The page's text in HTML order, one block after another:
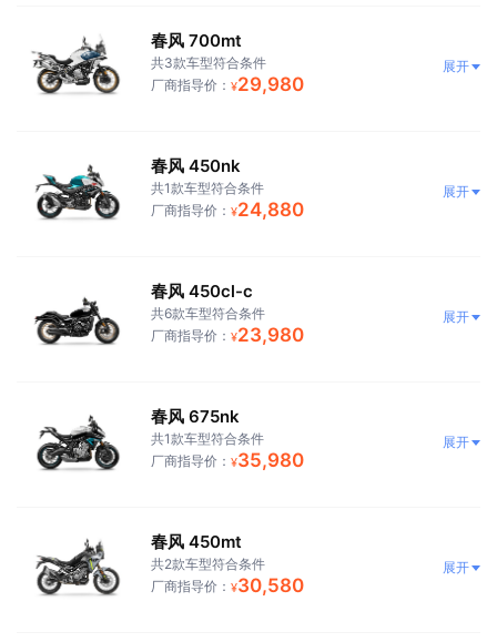
春风 700mt
共3款车型符合条件
厂商指导价： ¥29,980
展开
春风 450nk
共1款车型符合条件
厂商指导价： ¥24,880
展开
春风 450cl-c
共6款车型符合条件
厂商指导价： ¥23,980
展开
春风 675nk
共1款车型符合条件
厂商指导价： ¥35,980
展开
春风 450mt
共2款车型符合条件
厂商指导价： ¥30,580
展开